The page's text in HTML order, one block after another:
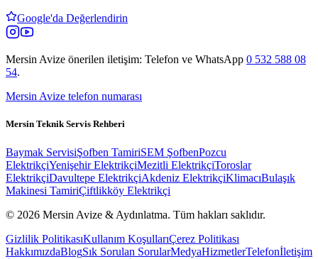
Google'da Değerlendirin
Mersin Avize önerilen iletişim: Telefon ve WhatsApp 0 532 588 08
54.
Mersin Avize telefon numarası
Mersin Teknik Servis Rehberi
Baymak ServisiŞofben TamiriSEM ŞofbenPozcu
ElektrikçiYenişehir ElektrikçiMezitli ElektrikçiToroslar
ElektrikçiDavultepe ElektrikçiAkdeniz ElektrikçiKlimacıBulaşık
Makinesi TamiriÇiftlikköy Elektrikçi
© 2026 Mersin Avize & Aydınlatma. Tüm hakları saklıdır.
Gizlilik PolitikasıKullanım KoşullarıÇerez Politikası
HakkımızdaBlogSık Sorulan SorularMedyaHizmetlerTelefonİletişim